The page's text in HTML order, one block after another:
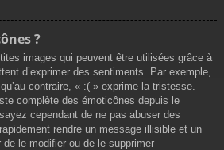
?
images qui peuvent être utilisées grâce à
d’exprimer des sentiments. Par exemple,
contraire, « :( » exprime la tristesse.
complète des émoticônes depuis le
cependant de ne pas abuser des
rendre un message illisible et un
de le modifier ou de le supprimer